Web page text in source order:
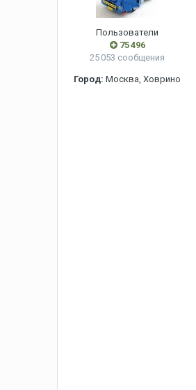
Пользователи
75 496
25 053 сообщения
Город: Москва, Ховрино